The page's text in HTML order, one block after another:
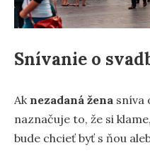
Snívanie o
Ak nezadaná žena sníva
naznačuje to, že si
bude chcieť byť s ňou